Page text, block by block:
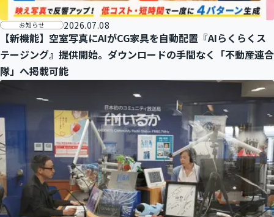
【新機能】空室写真にAIがCG家具を自動配置『AIらくらくス
テージング』提供開始。ダウンロードの手間なく「不動産連合
隊」へ掲載可能
お知らせ 2026.07.08